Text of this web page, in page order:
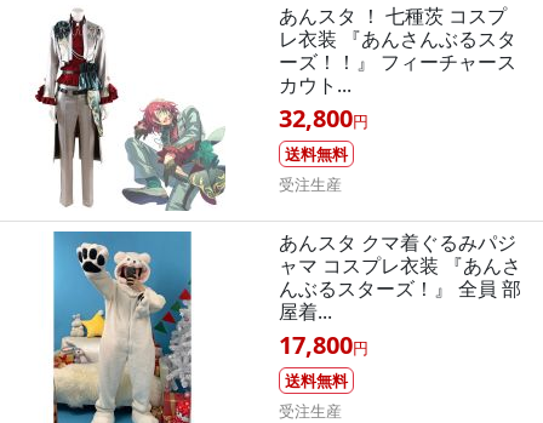
あんスタ ！ 七種茨 コスプ
レ衣装 『あんさんぶるスタ
ーズ！！』 フィーチャース
カウト...
32,800円
送料無料
受注生産
あんスタ クマ着ぐるみパジ
ャマ コスプレ衣装 『あんさ
んぶるスターズ！』 全員 部
屋着...
17,800円
送料無料
受注生産